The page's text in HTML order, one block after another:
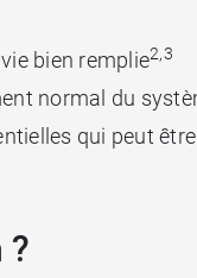
bien remplie2,3
normal du
qui peut
?